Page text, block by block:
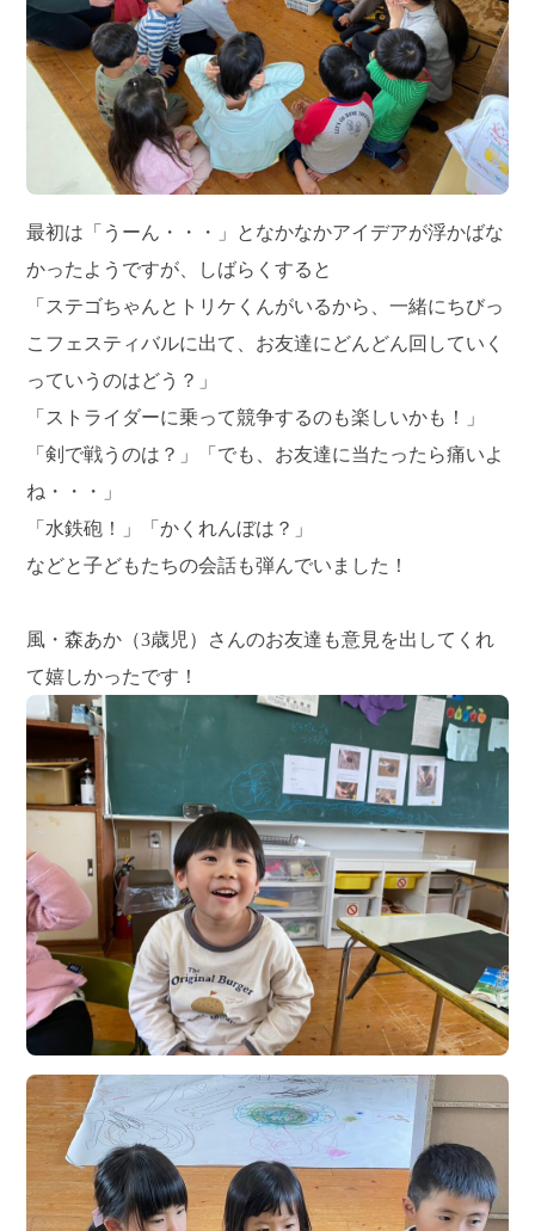
最初は「うーん・・・」となかなかアイデアが浮かばな
かったようですが、しばらくすると
「ステゴちゃんとトリケくんがいるから、一緒にちびっ
こフェスティバルに出て、お友達にどんどん回していく
っていうのはどう？」
「ストライダーに乗って競争するのも楽しいかも！」
「剣で戦うのは？」「でも、お友達に当たったら痛いよ
ね・・・」
「水鉄砲！」「かくれんぼは？」
などと子どもたちの会話も弾んでいました！
風・森あか（3歳児）さんのお友達も意見を出してくれ
て嬉しかったです！